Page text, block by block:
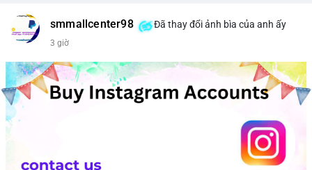
smmallcenter98 Đã thay đổi ảnh bìa của anh ấy
3 giờ